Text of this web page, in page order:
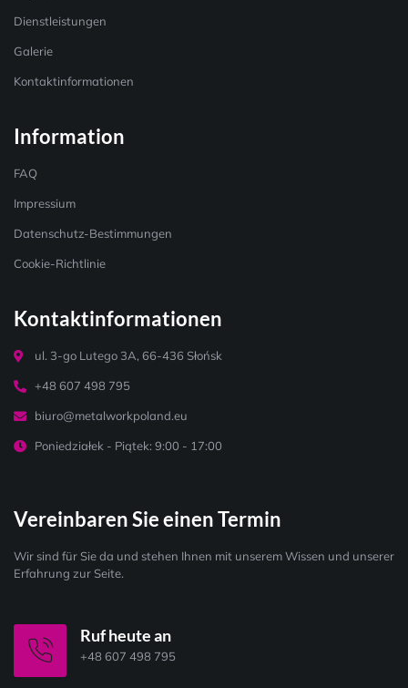
Dienstleistungen
Galerie
Kontaktinformationen
Information
FAQ
Impressium
Datenschutz-Bestimmungen
Cookie-Richtlinie
Kontaktinformationen
ul. 3-go Lutego 3A, 66-436 Słońsk
+48 607 498 795
biuro@metalworkpoland.eu
Poniedziałek - Piątek: 9:00 - 17:00
Vereinbaren Sie einen Termin
Wir sind für Sie da und stehen Ihnen mit unserem Wissen und unserer
Erfahrung zur Seite.
Ruf heute an
+48 607 498 795